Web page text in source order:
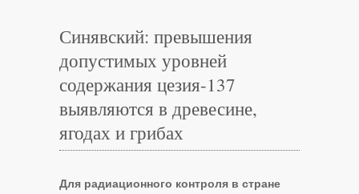
Синявский: превышения
допустимых уровней
содержания цезия-137
выявляются в древесине,
ягодах и грибах
Для радиационного контроля в стране